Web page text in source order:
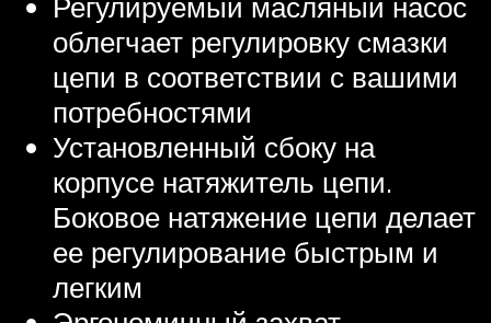
облегчает регулировку смазки
цепи в соответствии с вашими
потребностями
Установленный сбоку на
корпусе натяжитель цепи.
Боковое натяжение цепи делает
ее регулирование быстрым и
легким